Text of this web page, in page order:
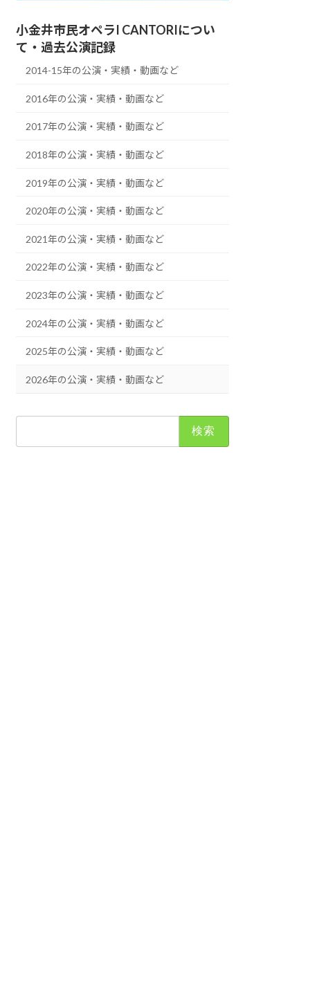
小金井市民オペラI CANTORIについ
て・過去公演記録
2014-15年の公演・実績・動画など
2016年の公演・実績・動画など
2017年の公演・実績・動画など
2018年の公演・実績・動画など
2019年の公演・実績・動画など
2020年の公演・実績・動画など
2021年の公演・実績・動画など
2022年の公演・実績・動画など
2023年の公演・実績・動画など
2024年の公演・実績・動画など
2025年の公演・実績・動画など
2026年の公演・実績・動画など